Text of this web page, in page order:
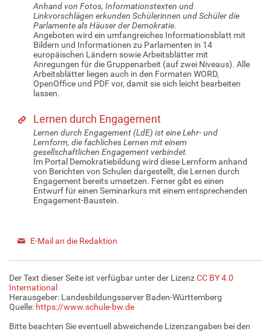
Anhand von Fotos, Informationstexten und
Linkvorschlägen erkunden Schülerinnen und Schüler die
Parlamente als Häuser der Demokratie.
Angeboten wird ein umfangreiches Informationsblatt mit
Bildern und Informationen zu Parlamenten in 14
europäischen Ländern sowie Arbeitsblätter mit
Anregungen für die Gruppenarbeit (auf zwei Niveaus). Alle
Arbeitsblätter liegen auch in den Formaten WORD,
OpenOffice und PDF vor, damit sie sich leicht bearbeiten
lassen.
Lernen durch Engagement
Lernen durch Engagement (LdE) ist eine Lehr- und
Lernform, die fachliches Lernen mit einem
gesellschaftlichen Engagement verbindet.
Im Portal Demokratiebildung wird diese Lernform anhand
von Berichten von Schulen dargestellt, die Lernen durch
Engagement bereits umsetzen. Ferner gibt es einen
Entwurf für einen Seminarkurs mit einem entsprechenden
Engagement-Baustein.
E-Mail an die Redaktion
Der Text dieser Seite ist verfügbar unter der LizenzCC BY 4.0
International
Herausgeber: Landesbildungsserver Baden-Württemberg
Quelle: https://www.schule-bw.de
Bitte beachten Sie eventuell abweichende Lizenzangaben bei den